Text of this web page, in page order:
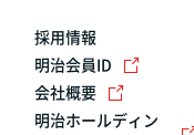
採用情報
明治会員ID
会社概要
明治ホールディン